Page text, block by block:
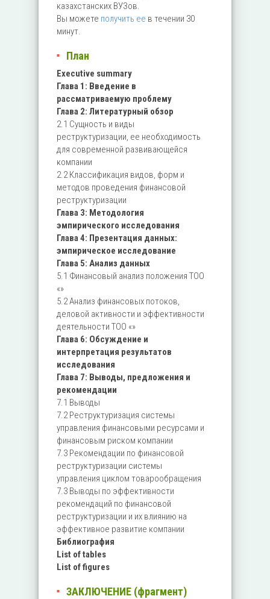
казахстанских ВУЗов.
Вы можете получить ее в течении 30
минут.
План
Executive summary
Глава 1: Введение в
рассматриваемую проблему
Глава 2: Литературный обзор
2.1 Сущность и виды
реструктуризации, ее необходимость
для современной развивающейся
компании
2.2 Классификация видов, форм и
методов проведения финансовой
реструктуризации
Глава 3: Методология
эмпирического исследования
Глава 4: Презентация данных:
эмпирическое исследование
Глава 5: Анализ данных
5.1 Финансовый анализ положения ТОО
«»
5.2 Анализ финансовых потоков,
деловой активности и эффективности
деятельности ТОО «»
Глава 6: Обсуждение и
интерпретация результатов
исследования
Глава 7: Выводы, предложения и
рекомендации
7.1 Выводы
7.2 Реструктуризация системы
управления финансовыми ресурсами и
финансовым риском компании
7.3 Рекомендации по финансовой
реструктуризации системы
управления циклом товарообращения
7.3 Выводы по эффективности
рекомендаций по финансовой
реструктуризации и их влиянию на
эффективное развитие компании
Библиография
List of tables
List of figures
ЗАКЛЮЧЕНИЕ (фрагмент)